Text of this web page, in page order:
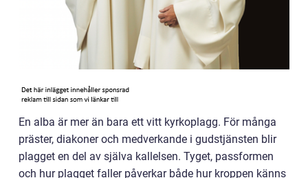
En alba är mer än bara ett vitt kyrkoplagg. För många
präster, diakoner och medverkande i gudstjänsten blir
plagget en del av själva kallelsen. Tyget, passformen
och hur plagget faller påverkar både hur kroppen känns